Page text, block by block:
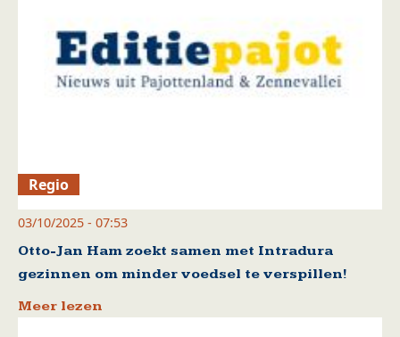
Regio
03/10/2025 - 07:53
Otto-Jan Ham zoekt samen met Intradura
gezinnen om minder voedsel te verspillen!
Meer lezen